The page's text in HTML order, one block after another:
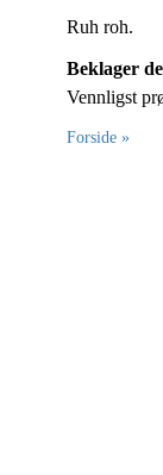
Ruh roh.
Beklager
Vennligst
Forside »